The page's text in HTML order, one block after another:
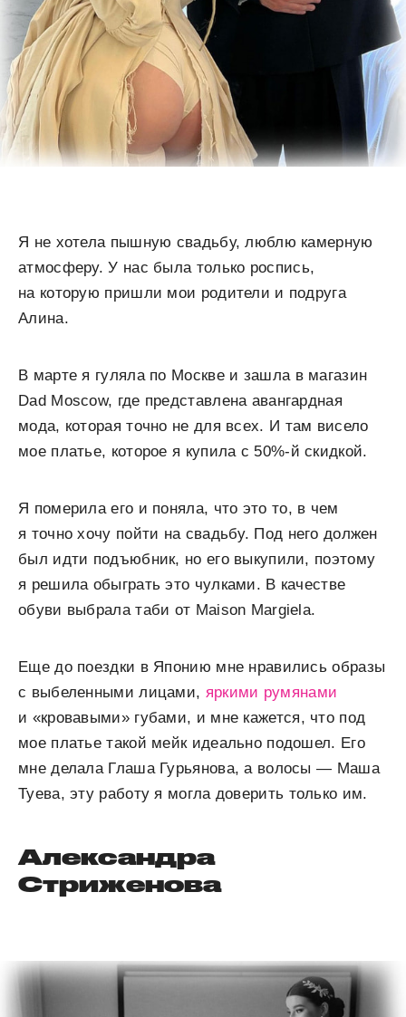
Я не хотела пышную свадьбу, люблю камерную
атмосферу. У нас была только роспись,
на которую пришли мои родители и подруга
Алина.
В марте я гуляла по Москве и зашла в магазин
Dad Moscow, где представлена авангардная
мода, которая точно не для всех. И там висело
мое платье, которое я купила с 50%-й скидкой.
Я померила его и поняла, что это то, в чем
я точно хочу пойти на свадьбу. Под него должен
был идти подъюбник, но его выкупили, поэтому
я решила обыграть это чулками. В качестве
обуви выбрала таби от Maison Margiela.
Еще до поездки в Японию мне нравились образы
с выбеленными лицами, яркими румянами
и «кровавыми» губами, и мне кажется, что под
мое платье такой мейк идеально подошел. Его
мне делала Глаша Гурьянова, а волосы — Маша
Туева, эту работу я могла доверить только им.
Александра
Стриженова